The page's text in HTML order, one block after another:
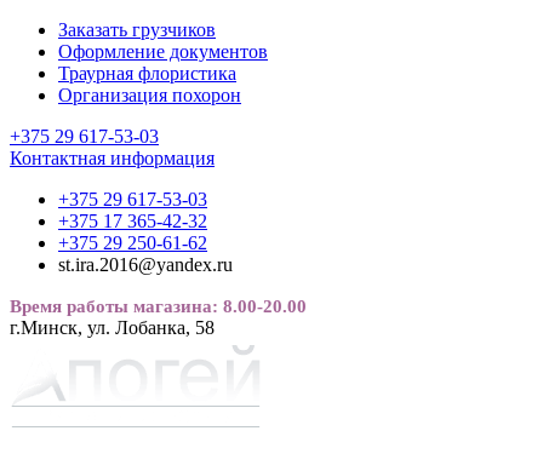
Заказать грузчиков
Оформление документов
Траурная флористика
Организация похорон
+375 29 617-53-03
Контактная информация
+375 29 617-53-03
+375 17 365-42-32
+375 29 250-61-62
st.ira.2016@yandex.ru
Время работы магазина: 8.00-20.00
г.Минск, ул. Лобанка, 58